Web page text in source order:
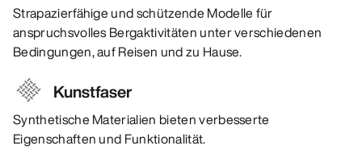
Strapazierfähige und schützende Modelle für
anspruchsvolles Bergaktivitäten unter verschiedenen
Bedingungen, auf Reisen und zu Hause.
Kunstfaser
Synthetische Materialien bieten verbesserte
Eigenschaften und Funktionalität.